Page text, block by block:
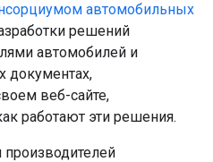
автомобильных
решений
автомобилей и
документах,
веб-сайте,
работают эти решения.
производителей